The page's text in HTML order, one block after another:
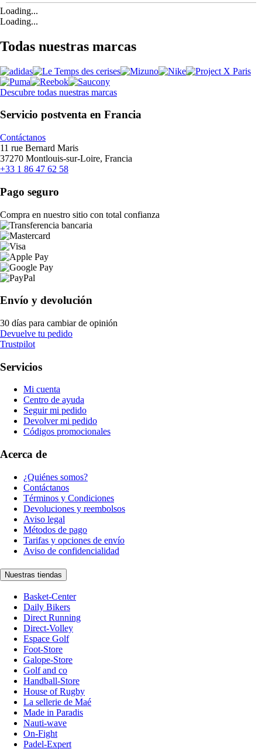
Loading...
Loading...
Todas nuestras marcas
Descubre todas nuestras marcas
Servicio postventa en Francia
Contáctanos
11 rue Bernard Maris
37270 Montlouis-sur-Loire, Francia
+33 1 86 47 62 58
Pago seguro
Compra en nuestro sitio con total confianza
Envío y devolución
30 días para cambiar de opinión
Devuelve tu pedido
Trustpilot
Servicios
Mi cuenta
Centro de ayuda
Seguir mi pedido
Devolver mi pedido
Códigos promocionales
Acerca de
¿Quiénes somos?
Contáctanos
Términos y Condiciones
Devoluciones y reembolsos
Aviso legal
Métodos de pago
Tarifas y opciones de envío
Aviso de confidencialidad
Nuestras tiendas
Basket-Center
Daily Bikers
Direct Running
Direct-Volley
Espace Golf
Foot-Store
Galope-Store
Golf and co
Handball-Store
House of Rugby
La sellerie de Maé
Made in Paradis
Nauti-wave
On-Fight
Padel-Expert